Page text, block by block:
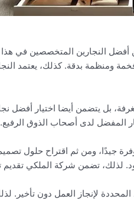
النجارين المتخصصين في هذا
ومنظمة بدقة. كذلك، يعتمد
بل يتضمن أيضا اختيار أفضل
المفضل لدى أصحاب الذوق الرفيع.
جيدًا، ومن ثم اقتراح حلول
لذلك، تضمن شركة الملكي
المحددة لإنجاز العمل دون